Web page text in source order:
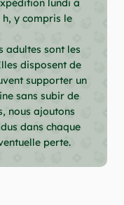
lundi à
y compris le
adultes sont les
disposent de
supporter un
sans subir de
nous ajoutons
dans chaque
perte.